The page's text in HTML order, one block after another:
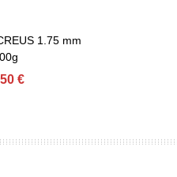
1.75 mm
€